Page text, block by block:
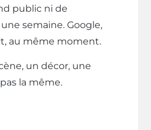
public ni de
semaine. Google,
au même moment.
un décor, une
la même.